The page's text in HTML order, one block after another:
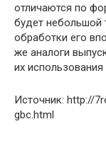
отличаются по
будет небольшой
обработки его
же аналоги
их использования
Источник: http://
gbc.html